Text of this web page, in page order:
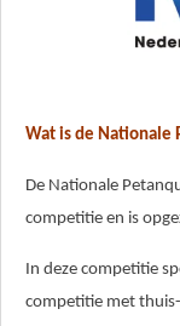
Wat is de Nationale
De Nationale
competitie en is
In deze competitie
competitie met